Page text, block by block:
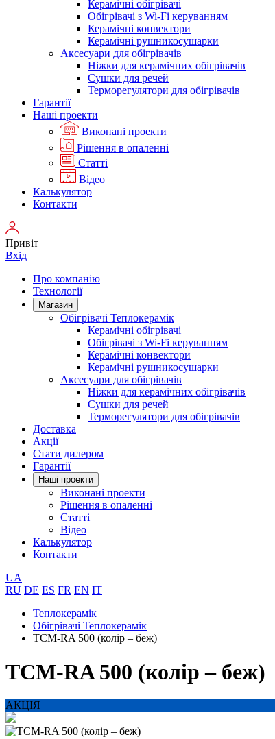
Керамічні обігрівачі
Обігрівачі з Wi-Fi керуванням
Керамічні конвектори
Керамічні рушникосушарки
Аксесуари для обігрівачів
Ніжки для керамічних обігрівачів
Сушки для речей
Терморегулятори для обігрівачів
Гарантії
Нашi проекти
Виконані проекти
Рішення в опаленні
Статті
Відео
Калькулятор
Контакти
Привіт
Вхід
Про компанію
Технології
Магазин
Обігрівачі Теплокерамік
Керамічні обігрівачі
Обігрівачі з Wi-Fi керуванням
Керамічні конвектори
Керамічні рушникосушарки
Аксесуари для обігрівачів
Ніжки для керамічних обігрівачів
Сушки для речей
Терморегулятори для обігрівачів
Доставка
Акції
Стати дилером
Гарантії
Нашi проекти
Виконані проекти
Рішення в опаленні
Статті
Відео
Калькулятор
Контакти
UA
RU DE ES FR EN IT
Теплокерамік
Обігрівачі Теплокерамік
ТСM-RA 500 (колір – беж)
ТСM-RA 500 (колір – беж)
АКЦІЯ